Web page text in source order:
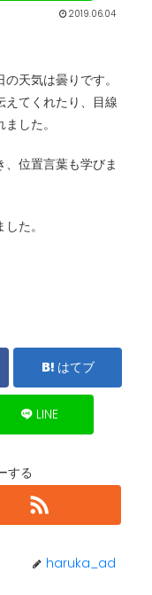
2019.06.04
天気は曇りです。
えてくれたり、目線
した。
位置言葉も学びま
た。
はてブ
LINE
する
haruka_ad